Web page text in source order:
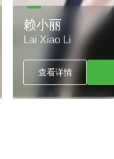
赖小丽
Lai Xiao Li
查看详情